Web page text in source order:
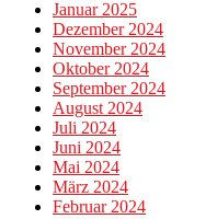
Januar 2025
Dezember 2024
November 2024
Oktober 2024
September 2024
August 2024
Juli 2024
Juni 2024
Mai 2024
März 2024
Februar 2024